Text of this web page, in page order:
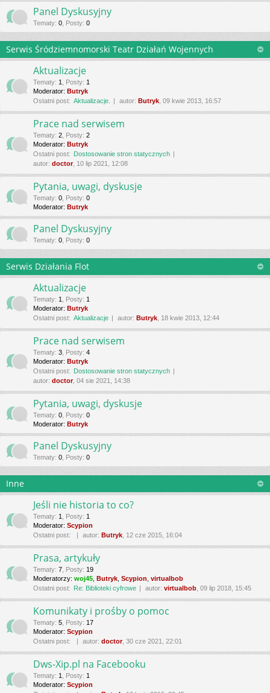
Panel Dyskusyjny
Tematy: 0 Posty: 0
Serwis Śródziemnomorski Teatr Działań Wojennych
Aktualizacje
Tematy: 1 Posty: 1
Moderator: Butryk
Ostatni post: Aktualizacje. autor: Butryk , 09 kwie 2013, 16:57
Prace nad serwisem
Tematy: 2 Posty: 2
Moderator: Butryk
Ostatni post: Dostosowanie stron statycznych
autor: doctor, 10 lip 2021, 12:08
Pytania, uwagi, dyskusje
Tematy: 0 Posty: 0
Moderator: Butryk
Panel Dyskusyjny
Tematy: 0 Posty: 0
Serwis Działania Flot
Aktualizacje
Tematy: 1 Posty: 1
Moderator: Butryk
Ostatni post: Aktualizacje autor: Butryk , 18 kwie 2013, 12:44
Prace nad serwisem
Tematy: 3 Posty: 4
Moderator: Butryk
Ostatni post: Dostosowanie stron statycznych
autor: doctor, 04 sie 2021, 14:38
Pytania, uwagi, dyskusje
Tematy: 0 Posty: 0
Moderator: Butryk
Panel Dyskusyjny
Tematy: 0 Posty: 0
Inne
Jeśli nie historia to co?
Tematy: 1 Posty: 1
Moderator: Scypion
Ostatni post:
autor: Butryk , 12 cze 2015, 16:04
Prasa, artykuły
Tematy: 7 Posty: 19
Moderatorzy: woj45 Butryk Scypion virtualbob
Ostatni post: Re: Biblioteki cyfrowe autor: virtualbob , 09 lip 2018, 15:45
Komunikaty i prośby o pomoc
Tematy: 5 Posty: 17
Moderator: Scypion
Ostatni post:
autor: doctor, 30 cze 2021, 22:01
Dws-Xip.pl na Facebooku
Tematy: 1 Posty: 1
Moderator: Scypion